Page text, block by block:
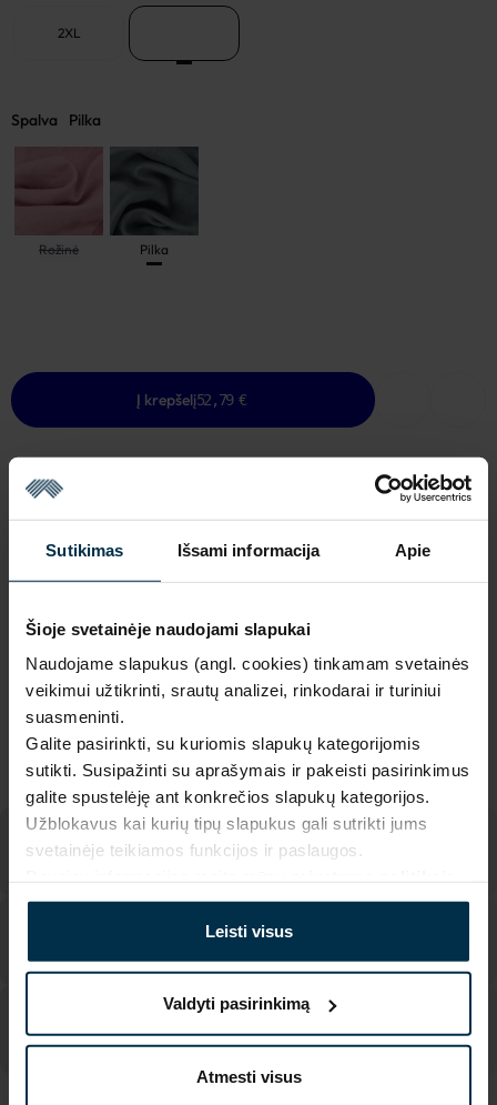
Sutikimas Išsami informacija Apie
Šioje svetainėje naudojami slapukai
Naudojame slapukus (angl. cookies) tinkamam svetainės
veikimui užtikrinti, srautų analizei, rinkodarai ir turiniui
suasmeninti.
Galite pasirinkti, su kuriomis slapukų kategorijomis
sutikti. Susipažinti su aprašymais ir pakeisti pasirinkimus
galite spustelėję ant konkrečios slapukų kategorijos.
Užblokavus kai kurių tipų slapukus gali sutrikti jums
svetainėje teikiamos funkcijos ir paslaugos.
Leisti visus
Valdyti pasirinkimą
Atmesti visus
2XL
Spalva Pilka
Rožinė Pilka
Į krepšelį52,79 €
NAUDINGA ŽINOTI
Paskutinis vienetas sandėlyje
Garantija - 2 metai Žiūrėti garantiją
Grąžinimas - 14 dienų
Žiūrėti grąžinimo politiką
Pagaminta Lietuvoje,
UAB LINAS LT
Panevėžys, 35113
MADE IN EUROPE